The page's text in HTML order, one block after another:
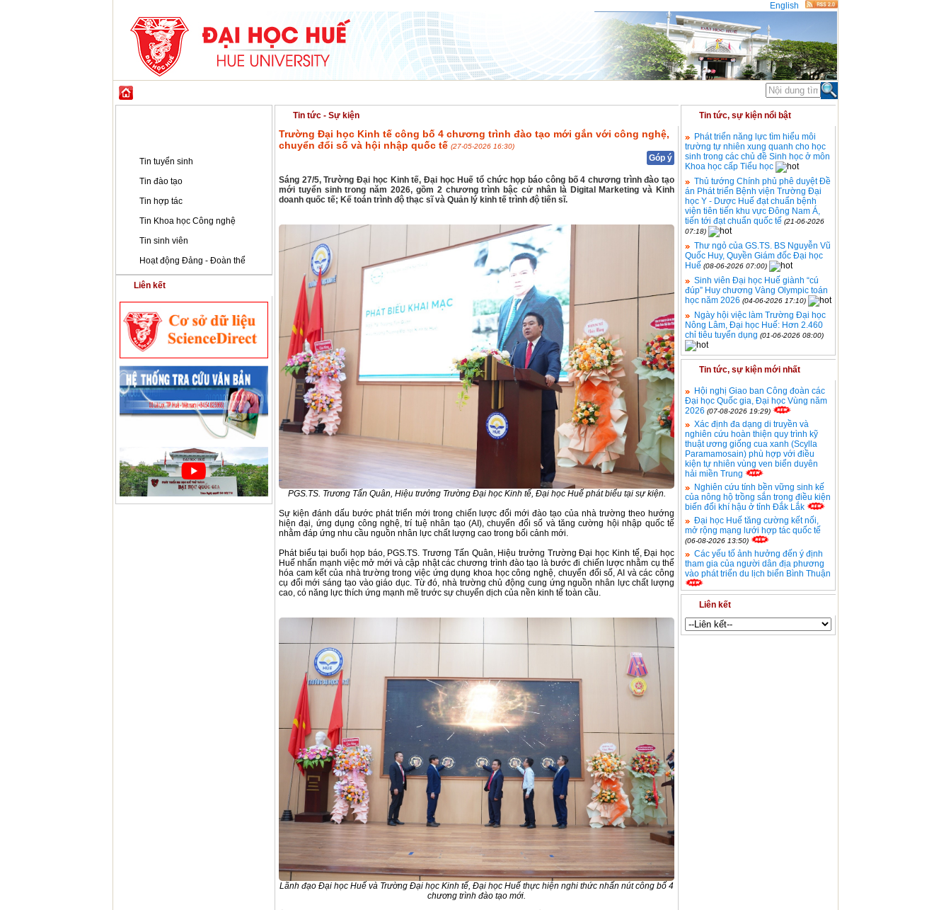
English
Tin tuyển sinh
Tin đào tạo
Tin hợp tác
Tin Khoa học Công nghệ
Tin sinh viên
Hoạt động Đảng - Đoàn thể
Liên kết
Tin tức - Sự kiện
Trường Đại học Kinh tế công bố 4 chương trình đào tạo mới gắn với công nghệ,
chuyển đổi số và hội nhập quốc tế (27-05-2026 16:30)
Góp ý
Sáng 27/5, Trường Đại học Kinh tế, Đại học Huế tổ chức họp báo công bố 4 chương trình đào tạo
mới tuyển sinh trong năm 2026, gồm 2 chương trình bậc cử nhân là Digital Marketing và Kinh
doanh quốc tế; Kế toán trình độ thạc sĩ và Quản lý kinh tế trình độ tiến sĩ.
PGS.TS. Trương Tấn Quân, Hiệu trưởng Trường Đại học Kinh tế, Đại học Huế phát biểu tại sự kiện.
Sự kiện đánh dấu bước phát triển mới trong chiến lược đổi mới đào tạo của nhà trường theo hướng
hiện đại, ứng dụng công nghệ, trí tuệ nhân tạo (AI), chuyển đổi số và tăng cường hội nhập quốc tế
nhằm đáp ứng nhu cầu nguồn nhân lực chất lượng cao trong bối cảnh mới.
Phát biểu tại buổi họp báo, PGS.TS. Trương Tấn Quân, Hiệu trưởng Trường Đại học Kinh tế, Đại học
Huế nhấn mạnh việc mở mới và cập nhật các chương trình đào tạo là bước đi chiến lược nhằm cụ thể
hóa cam kết của nhà trường trong việc ứng dụng khoa học công nghệ, chuyển đổi số, AI và các công
cụ đổi mới sáng tạo vào giáo dục. Từ đó, nhà trường chủ động cung ứng nguồn nhân lực chất lượng
cao, có năng lực thích ứng mạnh mẽ trước sự chuyển dịch của nền kinh tế toàn cầu.
Lãnh đạo Đại học Huế và Trường Đại học Kinh tế, Đại học Huế thực hiện nghi thức nhấn nút công bố 4
chương trình đào tạo mới.
Tin tức, sự kiện nổi bật
Phát triển năng lực tìm hiểu môi
trường tự nhiên xung quanh cho học
sinh trong các chủ đề Sinh học ở môn
Khoa học cấp Tiểu học
Thủ tướng Chính phủ phê duyệt Đề
án Phát triển Bệnh viện Trường Đại
học Y - Dược Huế đạt chuẩn bệnh
viện tiên tiến khu vực Đông Nam Á,
tiến tới đạt chuẩn quốc tế (21-06-2026
07:18)
Thư ngỏ của GS.TS. BS Nguyễn Vũ
Quốc Huy, Quyền Giám đốc Đại học
Huế (08-06-2026 07:00)
Sinh viên Đại học Huế giành “cú
đúp” Huy chương Vàng Olympic toán
học năm 2026 (04-06-2026 17:10)
Ngày hội việc làm Trường Đại học
Nông Lâm, Đại học Huế: Hơn 2.460
chỉ tiêu tuyển dụng (01-06-2026 08:00)
Tin tức, sự kiện mới nhất
Hội nghị Giao ban Công đoàn các
Đại học Quốc gia, Đại học Vùng năm
2026 (07-08-2026 19:29)
Xác định đa dạng di truyền và
nghiên cứu hoàn thiện quy trình kỹ
thuật ương giống cua xanh (Scylla
Paramamosain) phù hợp với điều
kiện tự nhiên vùng ven biển duyên
hải miền Trung
Nghiên cứu tính bền vững sinh kế
của nông hộ trồng sắn trong điều kiện
biến đổi khí hậu ở tỉnh Đắk Lắk
Đại học Huế tăng cường kết nối,
mở rộng mạng lưới hợp tác quốc tế
(06-08-2026 13:50)
Các yếu tố ảnh hưởng đến ý định
tham gia của người dân địa phương
vào phát triển du lịch biển Bình Thuận
Liên kết